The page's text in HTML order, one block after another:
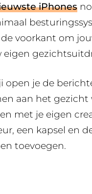
iPhones
de voorkant om
eigen
open je de
aan het gezicht
met je eigen
een kapsel en
toevoegen.